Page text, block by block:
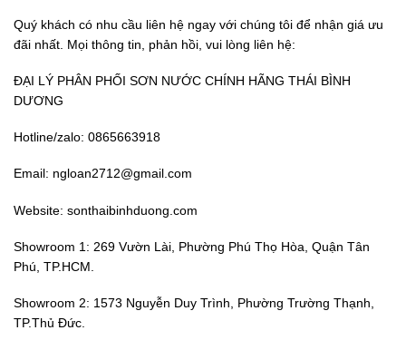
Quý khách có nhu cầu liên hệ ngay với chúng tôi để nhận giá ưu
đãi nhất. Mọi thông tin, phản hồi, vui lòng liên hệ:
ĐẠI LÝ PHÂN PHỐI SƠN NƯỚC CHÍNH HÃNG THÁI BÌNH
DƯƠNG
Hotline/zalo: 0865663918
Email: ngloan2712@gmail.com
Website: sonthaibinhduong.com
Showroom 1: 269 Vườn Lài, Phường Phú Thọ Hòa, Quận Tân
Phú, TP.HCM.
Showroom 2: 1573 Nguyễn Duy Trình, Phường Trường Thạnh,
TP.Thủ Đức.